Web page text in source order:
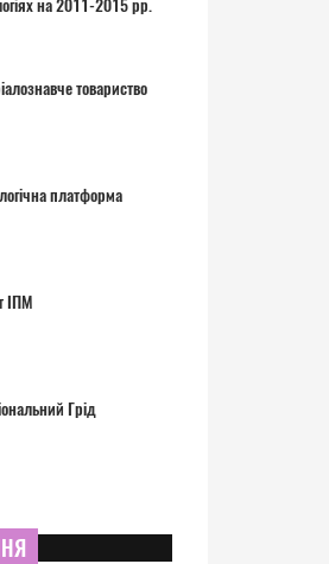
на 2011-2015 рр.
товариство
платформа
ІПМ
Грід